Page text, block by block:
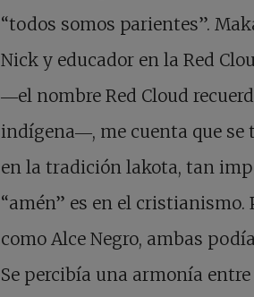
“todos somos parientes”.
Nick y educador en la Red
―el nombre Red Cloud
indígena―, me cuenta que se
en la tradición lakota, tan
“amén” es en el
como Alce Negro, ambas
Se percibía una armonía